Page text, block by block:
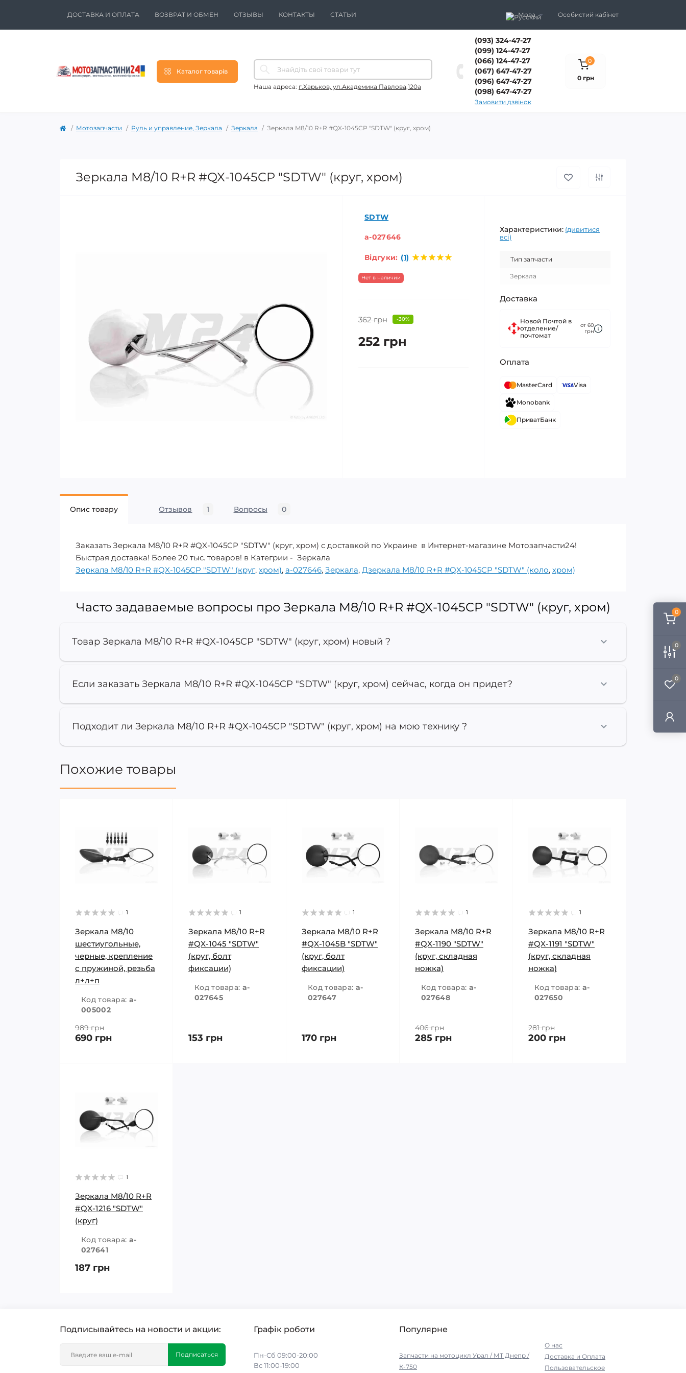
0
0
0
ДОСТАВКА И ОПЛАТА ВОЗВРАТ И ОБМЕН ОТЗЫВЫ КОНТАКТЫ СТАТЬИ Мова Особистий кабінет
Каталог товарів
Наша адреса: г.Харьков, ул.Академика Павлова,120а
(093) 324-47-27
(099) 124-47-27
(066) 124-47-27
(067) 647-47-27
(096) 647-47-27
(098) 647-47-27
Замовити дзвінок
0
0 грн
Мотозапчасти Руль и управление, Зеркала Зеркала Зеркала M8/10 R+R #QX-1045CP "SDTW" (круг, хром)
Зеркала M8/10 R+R #QX-1045CP "SDTW" (круг, хром)
SDTW
a-027646
Відгуки: (1)
Нет в наличии
362 грн -30%
252 грн
Характеристики: (дивитися
всі)
Тип запчасти
Зеркала
Доставка
Новой Почтой в
отделение/
почтомат
от 60
грн
Оплата
MasterCard Visa
Monobank
ПриватБанк
Опис товару Отзывов 1 Вопросы 0
Заказать Зеркала M8/10 R+R #QX-1045CP "SDTW" (круг, хром) с доставкой по Украине в Интернет-магазине Мотозапчасти24!
Быстрая доставка! Более 20 тыс. товаров! в Категрии - Зеркала
Зеркала M8/10 R+R #QX-1045CP "SDTW" (круг, хром), a-027646, Зеркала, Дзеркала M8/10 R+R #QX-1045CP "SDTW" (коло, хром)
Часто задаваемые вопросы про Зеркала M8/10 R+R #QX-1045CP "SDTW" (круг, хром)
Товар Зеркала M8/10 R+R #QX-1045CP "SDTW" (круг, хром) новый ?
Если заказать Зеркала M8/10 R+R #QX-1045CP "SDTW" (круг, хром) сейчас, когда он придет?
Подходит ли Зеркала M8/10 R+R #QX-1045CP "SDTW" (круг, хром) на мою технику ?
Похожие товары
1
Зеркала M8/10
шестиугольные,
черные, крепление
с пружиной, резьба
л+л+п
Код товара: a-
005002
989 грн
690 грн
1
Зеркала M8/10 R+R
#QX-1045 "SDTW"
(круг, болт
фиксации)
Код товара: a-
027645
153 грн
1
Зеркала M8/10 R+R
#QX-1045B "SDTW"
(круг, болт
фиксации)
Код товара: a-
027647
170 грн
1
Зеркала M8/10 R+R
#QX-1190 "SDTW"
(круг, складная
ножка)
Код товара: a-
027648
406 грн
285 грн
1
Зеркала M8/10 R+R
#QX-1191 "SDTW"
(круг, складная
ножка)
Код товара: a-
027650
281 грн
200 грн
1
Зеркала M8/10 R+R
#QX-1216 "SDTW"
(круг)
Код товара: a-
027641
187 грн
Подписывайтесь на новости и акции:
Подписаться
Графік роботи
Пн-Сб 09:00-20:00
Вс 11:00-19:00
Популярне
Запчасти на мотоцикл Урал / МТ Днепр /
К-750
О нас
Доставка и Оплата
Пользовательское